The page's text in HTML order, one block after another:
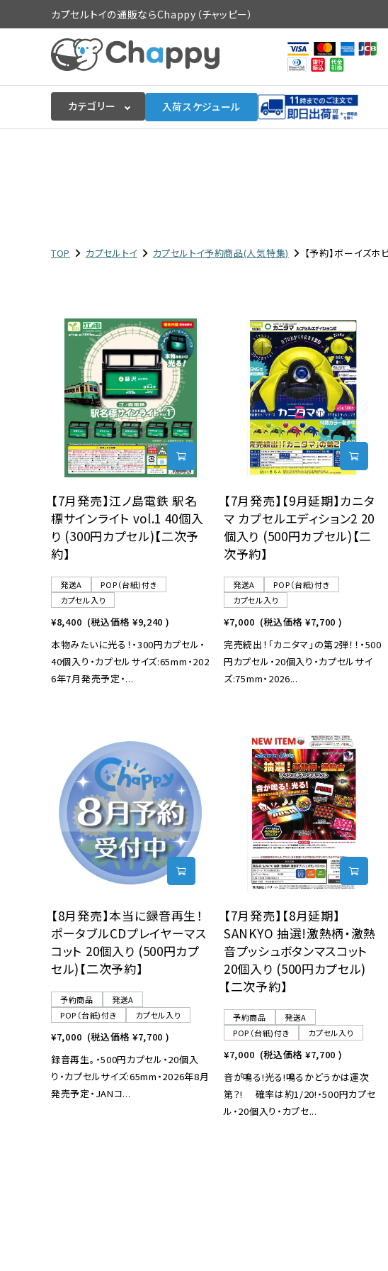
カプセルトイの通販ならChappy（チャッピー）
カテゴリー 入荷スケジュール
景品・玩具・文具
販促用カプセルトイ
ご利用ガイド
06-6282-7659
TOP カプセルトイ カプセルトイ予約商品(人気特集) 【予約】ボーイズホ
【7月発売】江ノ島電鉄 駅名
標サインライト vol.1 40個入
り (300円カプセル)【二次予
約】
発送A
POP（台紙)付き
カプセル入り
¥8,400 (税込価格 ¥9,240 )
本物みたいに光る！・300円カプセル・
40個入り・カプセルサイズ:65mm・202
6年7月発売予定・...
【7月発売】【9月延期】カニタ
マ カプセルエディション2 20
個入り (500円カプセル)【二
次予約】
発送A
POP（台紙)付き
カプセル入り
¥7,000 (税込価格 ¥7,700 )
完売続出！「カニタマ」の第2弾！！・500
円カプセル・20個入り・カプセルサイ
ズ:75mm・2026...
【8月発売】本当に録音再生！
ポータブルCDプレイヤーマス
コット 20個入り (500円カプ
セル)【二次予約】
予約商品
発送A
POP（台紙)付き
カプセル入り
¥7,000 (税込価格 ¥7,700 )
録音再生。・500円カプセル・20個入
り・カプセルサイズ:65mm・2026年8月
発売予定・JANコ...
【7月発売】【8月延期】
SANKYO 抽選!激熱柄・激熱
音プッシュボタンマスコット
20個入り (500円カプセル)
【二次予約】
予約商品
発送A
POP（台紙)付き
カプセル入り
¥7,000 (税込価格 ¥7,700 )
音が鳴る!光る!鳴るかどうかは運次
第？! 確率は約1/20!・500円カプセ
ル・20個入り・カプセ...